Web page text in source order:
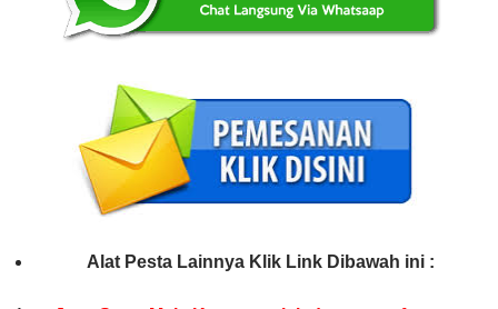
Alat Pesta Lainnya Klik Link Dibawah ini :